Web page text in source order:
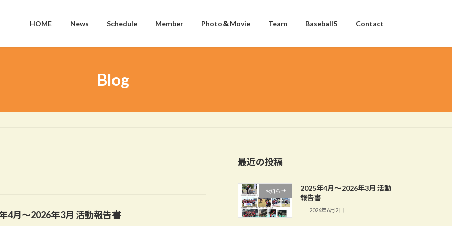
HOME News Schedule Member Photo＆Movie Team Baseball5 Contact
Blog
4月〜2026年3月 活動報告書
最近の投稿
お知らせ
2025年4月〜2026年3月 活動
報告書
2026年6月2日